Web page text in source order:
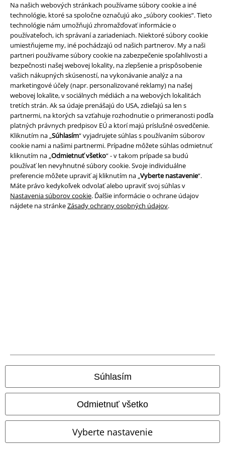
Na našich webových stránkach používame súbory cookie a iné
technológie, ktoré sa spoločne označujú ako „súbory cookies“. Tieto
technológie nám umožňujú zhromažďovať informácie o
používateľoch, ich správaní a zariadeniach. Niektoré súbory cookie
umiestňujeme my, iné pochádzajú od našich partnerov. My a naši
partneri používame súbory cookie na zabezpečenie spoľahlivosti a
bezpečnosti našej webovej lokality, na zlepšenie a prispôsobenie
vašich nákupných skúseností, na vykonávanie analýz a na
marketingové účely (napr. personalizované reklamy) na našej
webovej lokalite, v sociálnych médiách a na webových lokalitách
tretích strán. Ak sa údaje prenášajú do USA, zdieľajú sa len s
partnermi, na ktorých sa vzťahuje rozhodnutie o primeranosti podľa
platných právnych predpisov EÚ a ktorí majú príslušné osvedčenie.
Kliknutím na „Súhlasím“ vyjadrujete súhlas s používaním súborov
cookie nami a našimi partnermi. Prípadne môžete súhlas odmietnuť
kliknutím na „Odmietnuť všetko“ - v takom prípade sa budú
používať len nevyhnutné súbory cookie. Svoje individuálne
preferencie môžete upraviť aj kliknutím na „Vyberte nastavenie“.
Máte právo kedykoľvek odvolať alebo upraviť svoj súhlas v
Nastavenia súborov cookie. Ďalšie informácie o ochrane údajov
nájdete na stránkeZásady ochrany osobných údajov.
Súhlasím
Odmietnuť všetko
Vyberte nastavenie
Staňte sa súčasťou komunity!
Spôsoby platby
Bankový prevod Platba na dobierku
Doprava